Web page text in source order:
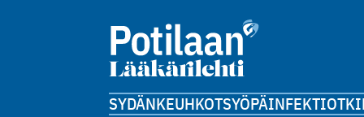
SYDÄNKEUHKOTSYÖPÄINFEKTIOT